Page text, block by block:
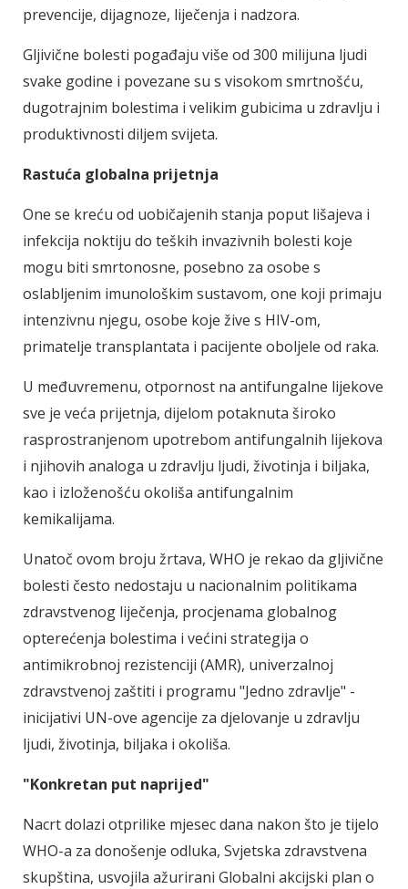
prevencije, dijagnoze, liječenja i nadzora.
Gljivične bolesti pogađaju više od 300 milijuna ljudi
svake godine i povezane su s visokom smrtnošću,
dugotrajnim bolestima i velikim gubicima u zdravlju i
produktivnosti diljem svijeta.
Rastuća globalna prijetnja
One se kreću od uobičajenih stanja poput lišajeva i
infekcija noktiju do teških invazivnih bolesti koje
mogu biti smrtonosne, posebno za osobe s
oslabljenim imunološkim sustavom, one koji primaju
intenzivnu njegu, osobe koje žive s HIV-om,
primatelje transplantata i pacijente oboljele od raka.
U međuvremenu, otpornost na antifungalne lijekove
sve je veća prijetnja, dijelom potaknuta široko
rasprostranjenom upotrebom antifungalnih lijekova
i njihovih analoga u zdravlju ljudi, životinja i biljaka,
kao i izloženošću okoliša antifungalnim
kemikalijama.
Unatoč ovom broju žrtava, WHO je rekao da gljivične
bolesti često nedostaju u nacionalnim politikama
zdravstvenog liječenja, procjenama globalnog
opterećenja bolestima i većini strategija o
antimikrobnoj rezistenciji (AMR), univerzalnoj
zdravstvenoj zaštiti i programu "Jedno zdravlje" -
inicijativi UN-ove agencije za djelovanje u zdravlju
ljudi, životinja, biljaka i okoliša.
"Konkretan put naprijed"
Nacrt dolazi otprilike mjesec dana nakon što je tijelo
WHO-a za donošenje odluka, Svjetska zdravstvena
skupština, usvojila ažurirani Globalni akcijski plan o